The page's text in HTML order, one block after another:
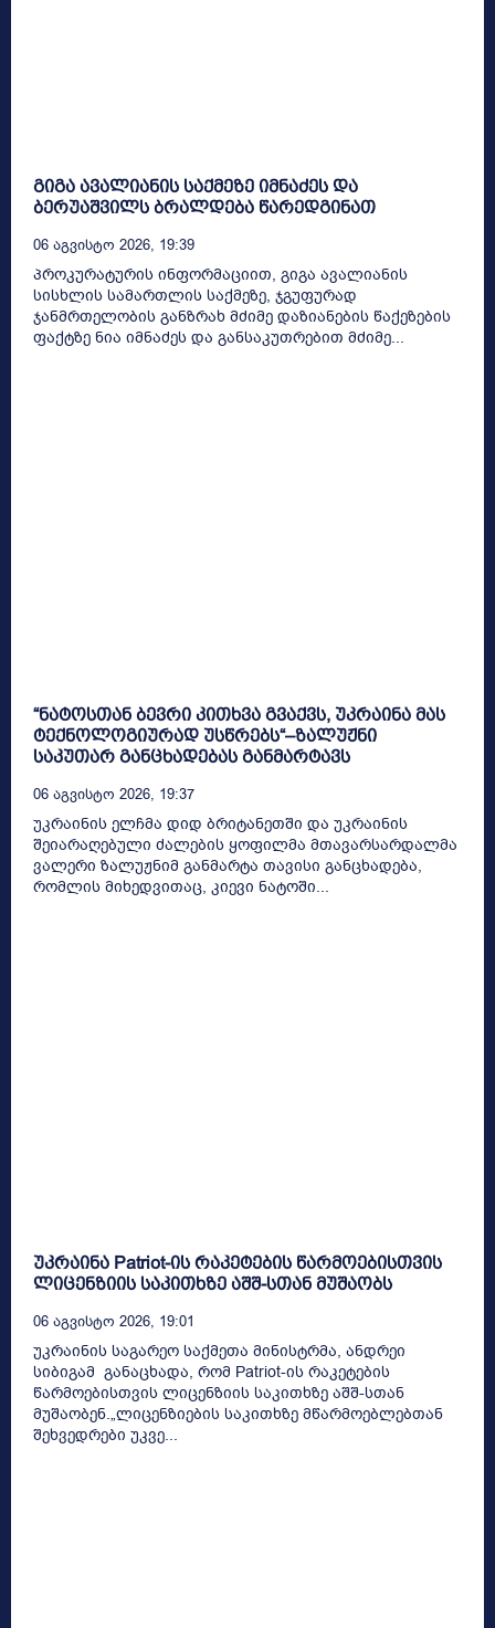
გიგა ავალიანის საქმეზე იმნაძეს და
ბერუაშვილს ბრალდება წარედგინათ
06 Აგვისტო 2026, 19:39
პროკურატურის ინფორმაციით, გიგა ავალიანის
სისხლის სამართლის საქმეზე, ჯგუფურად
ჯანმრთელობის განზრახ მძიმე დაზიანების წაქეზების
ფაქტზე ნია იმნაძეს და განსაკუთრებით მძიმე...
“ნატოსთან ბევრი კითხვა გვაქვს, უკრაინა მას
ტექნოლოგიურად უსწრებს“–ზალუჟნი
საკუთარ განცხადებას განმარტავს
06 Აგვისტო 2026, 19:37
უკრაინის ელჩმა დიდ ბრიტანეთში და უკრაინის
შეიარაღებული ძალების ყოფილმა მთავარსარდალმა
ვალერი ზალუჟნიმ განმარტა თავისი განცხადება,
რომლის მიხედვითაც, კიევი ნატოში...
უკრაინა Patriot-ის რაკეტების წარმოებისთვის
ლიცენზიის საკითხზე აშშ-სთან მუშაობს
06 Აგვისტო 2026, 19:01
უკრაინის საგარეო საქმეთა მინისტრმა, ანდრეი
სიბიგამ განაცხადა, რომ Patriot-ის რაკეტების
წარმოებისთვის ლიცენზიის საკითხზე აშშ-სთან
მუშაობენ.„ლიცენზიების საკითხზე მწარმოებლებთან
შეხვედრები უკვე...